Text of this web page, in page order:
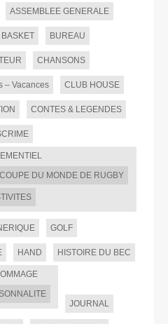
ASSEMBLEE GENERALE
BASKET BUREAU
CHANSONS
– Vacances CLUB HOUSE
CONTES & LEGENDES
COUPE DU MONDE DE RUGBY
GOLF
HAND HISTOIRE DU BEC
JOURNAL